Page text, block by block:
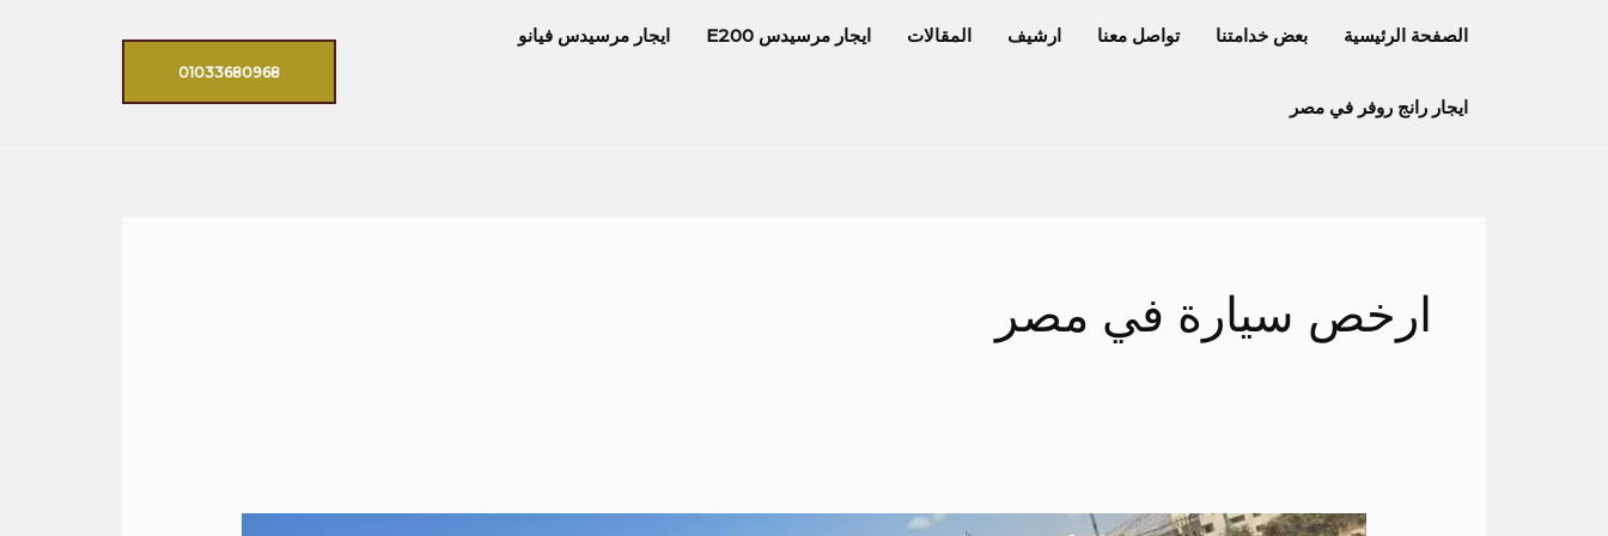
الصفحة الرئيسية بعض خدامتنا تواصل معنا ارشيف المقالات ايجار مرسيدس E200 ايجار مرسيدس فيانو
ايجار رانج روفر في مصر
01033680968
ارخص سيارة في مصر
تاجير